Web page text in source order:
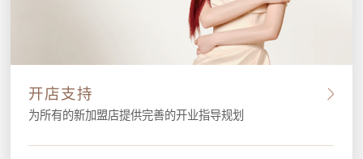
开店支持
为所有的新加盟店提供完善的开业指导规划